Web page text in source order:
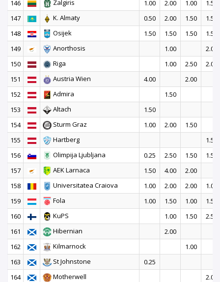
146
Zalgiris 1.00 2.00 1.00
1.50
147
K. Almaty 0.50 2.00 1.50
1.50
148
Osijek 1.50 1.50 1.50
1.50
149
Anorthosis 1.00
2.00
150
Riga 1.00 2.50
2.00
151
Austria Wien 4.00
2.00
152
Admira
1.50
153
Altach
1.50
154
Sturm Graz 1.00 2.00
1.50
155
Hartberg
1.50
156
Olimpija Ljubljana 0.25 2.50 1.50
1.50
157
AEK Larnaca 1.50 4.00
2.00
158
Universitatea Craiova 1.00 2.00 2.00
1.00
159
Fola 1.00 1.50 1.00
1.50
160
KuPS 1.00 1.50
2.50
161
Hibernian
2.00
162
Kilmarnock
1.00
163
St Johnstone
0.25
164
Motherwell
2.00